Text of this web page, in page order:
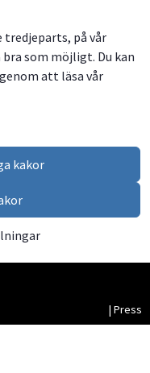
tredjeparts, på vår
som möjligt. Du kan
att läsa vår
kakor
| Press